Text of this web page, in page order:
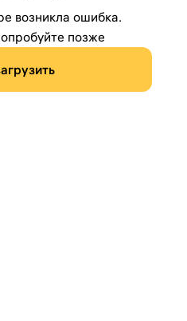
возникла ошибка.
позже